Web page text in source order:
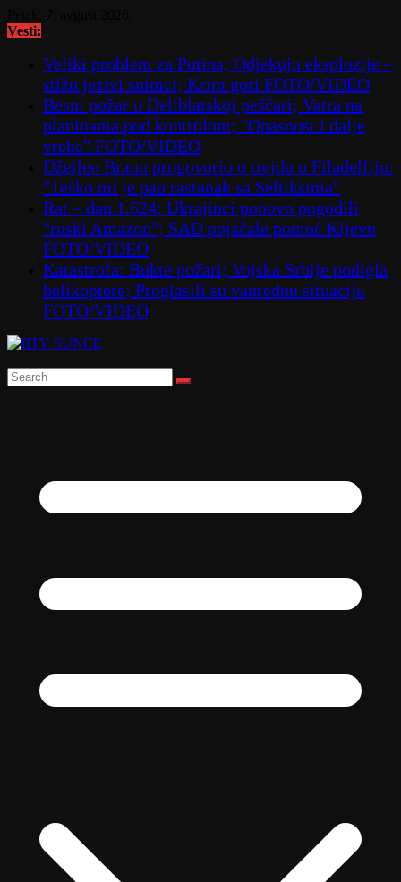
to
Vesti:
Veliki problem za Putina; Odjekuju eksplozije –
stižu jezivi snimci; Krim gori FOTO/VIDEO
Besni požar u Deliblatskoj peščari; Vatra na
planinama pod kontrolom; "Opasnost i dalje
vreba" FOTO/VIDEO
Džejlen Braun progovorio o trejdu u Filadelfiju:
"Teško mi je pao rastanak sa Seltiksima"
Rat – dan 1.624: Ukrajinci ponovo pogodili
"ruski Amazon"; SAD pojačale pomoć Kijevu
FOTO/VIDEO
Katastrofa: Bukte požari; Vojska Srbije podigla
helikoptere; Proglasili su vanrednu situaciju
FOTO/VIDEO